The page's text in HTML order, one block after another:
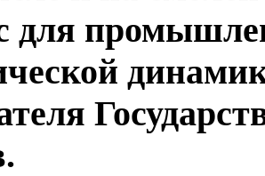
для